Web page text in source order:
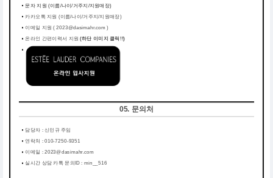
문자 지원 (이름/나이/거주지/지원매장)
카카오톡 지원 (이름/나이/거주지/지원매장)
이메일 지원 ( 2023@dasimahr.com )
온라인 간편이력서 지원 (하단 이미지 클릭!!)
05. 문의처
담당자 : 신민규 주임
연락처 : 010-7250-9351
이메일 : 2023@dasimahr.com
실시간 상담 카톡 문의ID : min__516